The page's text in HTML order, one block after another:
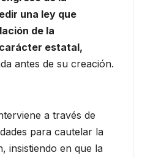
una ley que
de la
estatal,
antes de su creación.
a través de
para cautelar la
insistiendo en que la